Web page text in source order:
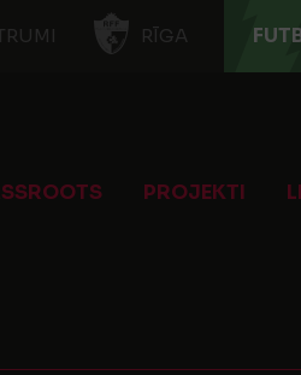
RĪGA
PROJEKTI